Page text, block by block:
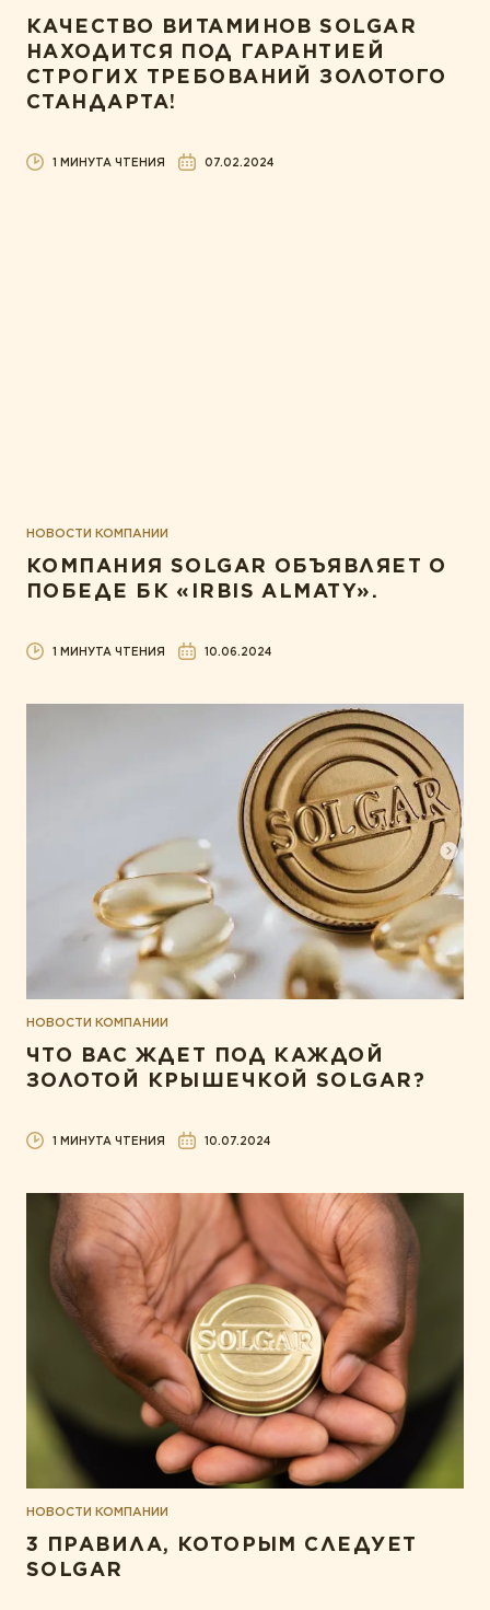
КАЧЕСТВО ВИТАМИНОВ SOLGAR
НАХОДИТСЯ ПОД ГАРАНТИЕЙ
СТРОГИХ ТРЕБОВАНИЙ ЗОЛОТОГО
СТАНДАРТА!
1 МИНУТА ЧТЕНИЯ 07.02.2024
НОВОСТИ КОМПАНИИ
КОМПАНИЯ SOLGAR ОБЪЯВЛЯЕТ О
ПОБЕДЕ БК «IRBIS ALMATY».
1 МИНУТА ЧТЕНИЯ 10.06.2024
НОВОСТИ КОМПАНИИ
ЧТО ВАС ЖДЕТ ПОД КАЖДОЙ
ЗОЛОТОЙ КРЫШЕЧКОЙ SOLGAR?
1 МИНУТА ЧТЕНИЯ 10.07.2024
НОВОСТИ КОМПАНИИ
3 ПРАВИЛА, КОТОРЫМ СЛЕДУЕТ
SOLGAR